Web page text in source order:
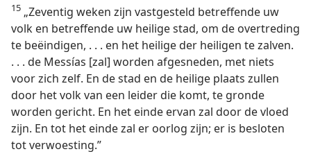
15 „Zeventig weken zijn vastgesteld betreffende uw
volk en betreffende uw heilige stad, om de overtreding
te beëindigen, . . . en het heilige der heiligen te zalven.
. . . de Messías [zal] worden afgesneden, met niets
voor zich zelf. En de stad en de heilige plaats zullen
door het volk van een leider die komt, te gronde
worden gericht. En het einde ervan zal door de vloed
zijn. En tot het einde zal er oorlog zijn; er is besloten
tot verwoesting.”